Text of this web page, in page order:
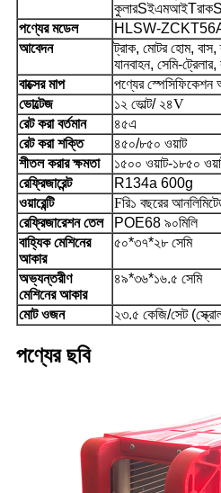
কুলারSইএমআইTরাকS
পণ্যের মডেল
HLSW-
আবেদন
ট্রাক, মোটর হোম,
যানবাহন, সেমি-
বাক্সের মাপ
পণ্যের স্পেসিফিকেশন
ভোল্টেজ
১২ ভোল্ট/ ২৪V
রেট করা বর্তমান
৪৫এ
রেট করা শক্তি
৪৫০/৮৫০ ওয়াট
শীতল করার ক্ষমতা
১৫০০ ওয়াট-১৮৫০
রেফ্রিজারেন্ট
R134a 600g
ওয়ারেন্টি
Fরি১ বছরের
রেফ্রিজারেশন তেল
POE68 ৯০মিলি
বাহ্যিক মেশিনের
আকার
৫০*৩৭*২৮ সেমি
অভ্যন্তরীণ
মেশিনের আকার
৪৯*৩৬*১৬.৫ সেমি
মোট ওজন ২৩.৫ কেজি/সেট
পণ্যের ছবি